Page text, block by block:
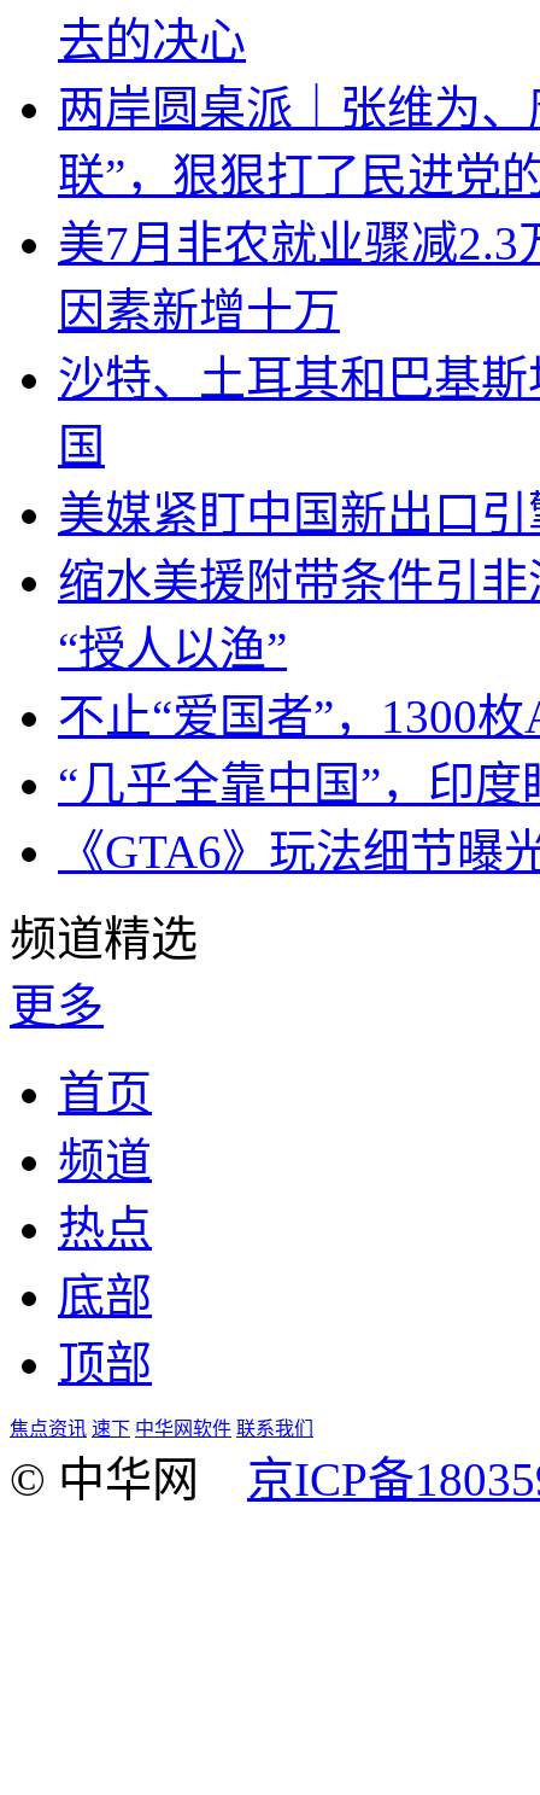
去的决心
两岸圆桌派｜张维为
联”，狠狠打了民进党
美7月非农就业骤减
因素新增十万
沙特、土耳其和巴基
国
美媒紧盯中国新出口
缩水美援附带条件引
“授人以渔”
不止“爱国者”，1300
“几乎全靠中国”，印
《GTA6》玩法细节
频道精选
更多
首页
频道
热点
底部
顶部
焦点资讯 速下 中华网软件 联系我们
© 中华网 京ICP备